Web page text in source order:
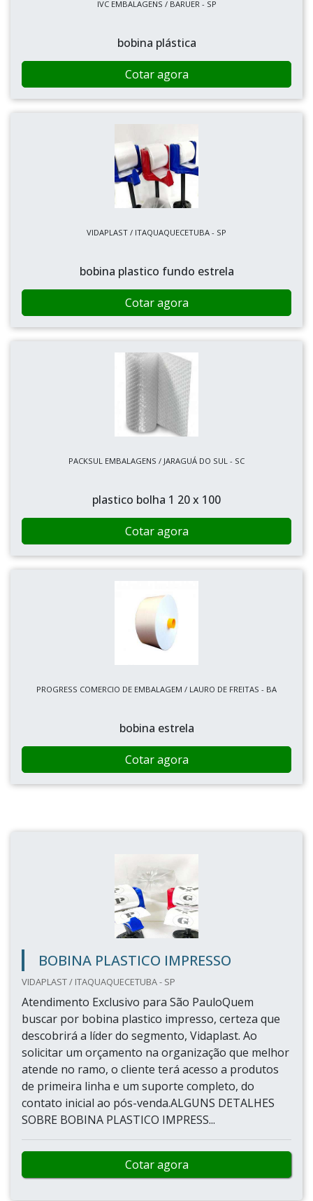
IVC EMBALAGENS / BARUER - SP
bobina plástica
Cotar agora
VIDAPLAST / ITAQUAQUECETUBA - SP
bobina plastico fundo estrela
Cotar agora
PACKSUL EMBALAGENS / JARAGUÁ DO SUL - SC
plastico bolha 1 20 x 100
Cotar agora
PROGRESS COMERCIO DE EMBALAGEM / LAURO DE FREITAS - BA
bobina estrela
Cotar agora
BOBINA PLASTICO IMPRESSO
VIDAPLAST / ITAQUAQUECETUBA - SP
Atendimento Exclusivo para São PauloQuem
buscar por bobina plastico impresso, certeza que
descobrirá a líder do segmento, Vidaplast. Ao
solicitar um orçamento na organização que melhor
atende no ramo, o cliente terá acesso a produtos
de primeira linha e um suporte completo, do
contato inicial ao pós-venda.ALGUNS DETALHES
SOBRE BOBINA PLASTICO IMPRESS...
Cotar agora